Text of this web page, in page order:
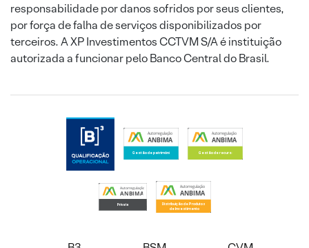
responsabilidade por danos sofridos por seus clientes,
por força de falha de serviços disponibilizados por
terceiros. A XP Investimentos CCTVM S/A é instituição
autorizada a funcionar pelo Banco Central do Brasil.